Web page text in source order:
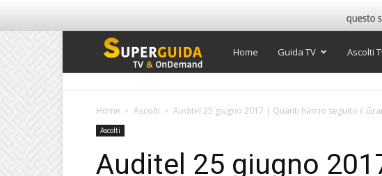
Super
Home Guida TV Ascolti
Home Ascolti Auditel 25 giugno 2017 | Quanti hanno seguito il
Ascolti
Auditel 25 giugno